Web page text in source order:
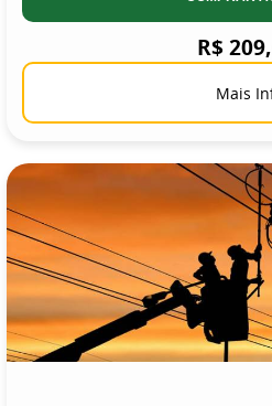
R$
Mais